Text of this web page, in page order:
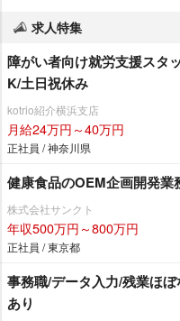
求人特集
障がい者向け就労支援スタ
K/土日祝休み
kotrio紹介横浜支店
月給24万円～40万円
正社員 / 神奈川県
健康食品のOEM企画開発業
株式会社サンクト
年収500万円～800万円
正社員 / 東京都
事務職/データ入力/残業ほ
あり